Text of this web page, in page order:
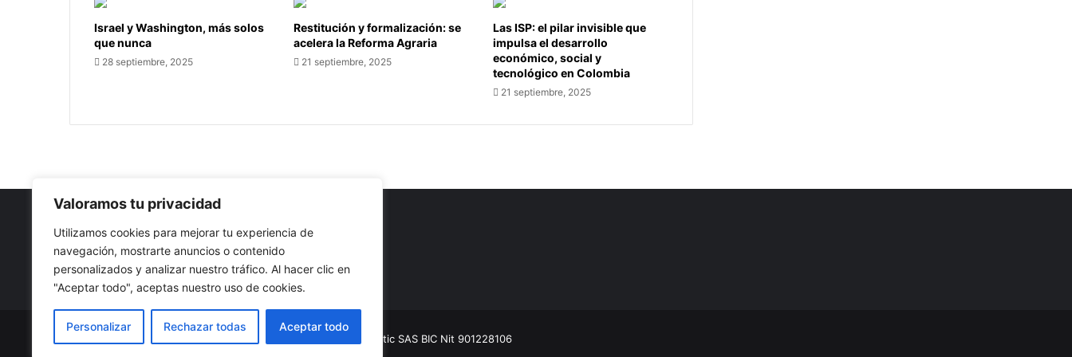
Valoramos tu privacidad
Utilizamos cookies para mejorar tu experiencia de
navegación, mostrarte anuncios o contenido
personalizados y analizar nuestro tráfico. Al hacer clic en
"Aceptar todo", aceptas nuestro uso de cookies.
Personalizar Rechazar todas Aceptar todo
Israel y Washington, más solos
que nunca
28 septiembre, 2025
Restitución y formalización: se
acelera la Reforma Agraria
21 septiembre, 2025
Las ISP: el pilar invisible que
impulsa el desarrollo
económico, social y
tecnológico en Colombia
21 septiembre, 2025
Nuestro propósito: Compartir opinión, actualidad y noticias
con la mejor calidad y sin censura.
Comunitic SAS BIC Nit 901228106